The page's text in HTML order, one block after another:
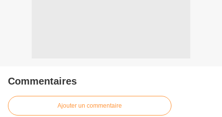
Commentaires
Ajouter un commentaire